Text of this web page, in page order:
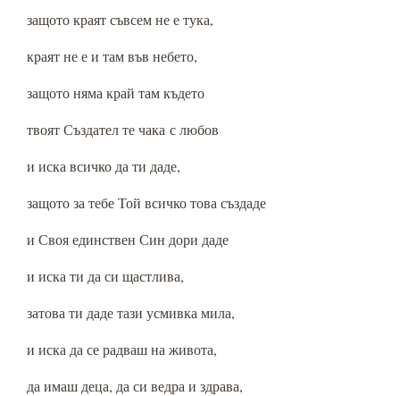
защото краят съвсем не е тука,
краят не е и там във небето,
защото няма край там където
твоят Създател те чака с любов
и иска всичко да ти даде,
защото за тебе Той всичко това създаде
и Своя единствен Син дори даде
и иска ти да си щастлива,
затова ти даде тази усмивка мила,
и иска да се радваш на живота,
да имаш деца, да си ведра и здрава,